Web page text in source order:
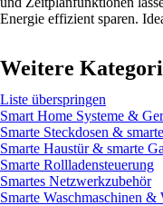
Energie effizient sparen.
Weitere
Liste überspringen
Smart Home Systeme &
Smarte Steckdosen &
Smarte Haustür & smarte
Smarte Rollladensteuerung
Smartes Netzwerkzubehör
Smarte Waschmaschinen &